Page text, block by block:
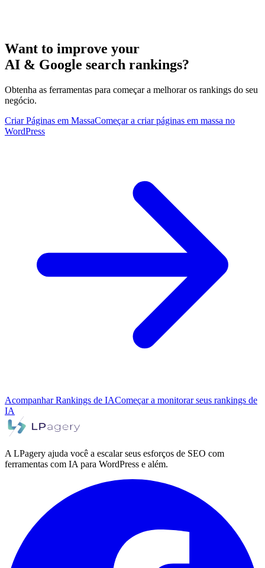
Want to improve your
AI & Google search rankings?
Obtenha as ferramentas para começar a melhorar os rankings do seu
negócio.
Criar Páginas em MassaComeçar a criar páginas em massa no
WordPress
Acompanhar Rankings de IAComeçar a monitorar seus rankings de
IA
A LPagery ajuda você a escalar seus esforços de SEO com
ferramentas com IA para WordPress e além.